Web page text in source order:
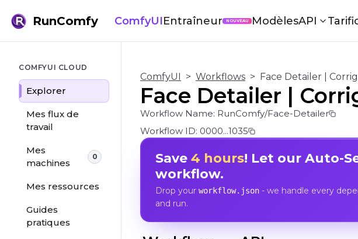
RunComfy ComfyUIEntraîneur NOUVEAU ModèlesAPI
COMFYUI CLOUD
Explorer
Mes flux de
travail
Mes
machines
0
Mes ressources
Guides
pratiques
ComfyUI > Workflows > Face Detailer |
Face Detailer |
Workflow Name: RunComfy/Face-Detailer
Workflow ID: 0000...1035
Save 4 hours! Let our Auto-
workflow.
Drop your workflow.json- we handle every
and run.